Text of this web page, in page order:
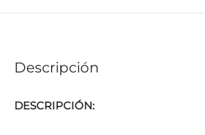
Descripción
DESCRIPCIÓN: